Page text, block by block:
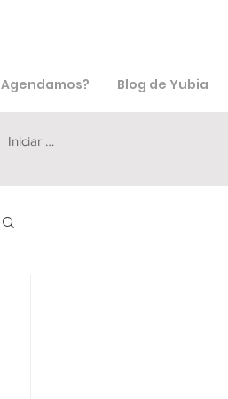
Agendamos? Blog de Yubia
Iniciar sesión